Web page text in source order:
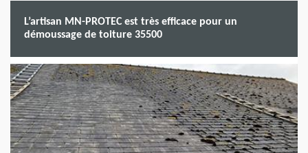
L’artisan MN-PROTEC est très efficace pour un
démoussage de toiture 35500